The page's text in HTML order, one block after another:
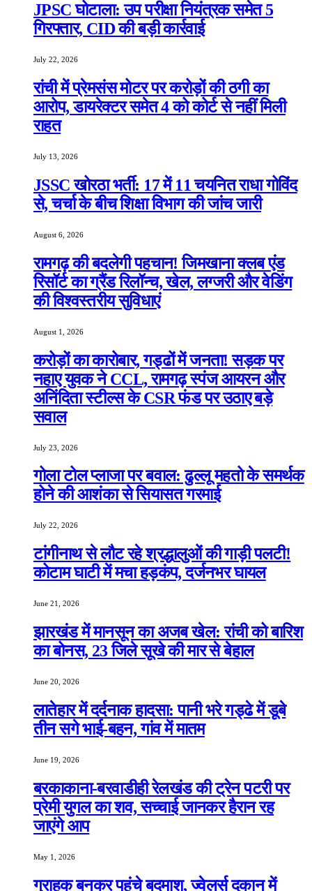
JPSC घोटाला: उप परीक्षा नियंत्रक समेत 5
गिरफ्तार, CID की बड़ी कार्रवाई
July 22, 2026
रांची में प्रेमसंस मोटर पर करोड़ों की ठगी का
आरोप, डायरेक्टर समेत 4 को कोर्ट से नहीं मिली
राहत
July 13, 2026
JSSC खोरठा भर्ती: 17 में 11 चयनित राधा गोविंद
से, चर्चा के बीच शिक्षा विभाग की जांच जारी
August 6, 2026
रामगढ़ की बदलेगी पहचान! जिमखाना क्लब एंड
रिसॉर्ट का ग्रैंड रिलॉन्च, खेल, लग्जरी और वेडिंग
की विश्वस्तरीय सुविधाएं
August 1, 2026
करोड़ों का कारोबार, गड्ढों में जनता! सड़क पर
नहाए युवक ने CCL, रामगढ़ स्पंज आयरन और
अनिंदिता स्टील्स के CSR फंड पर उठाए बड़े
सवाल
July 23, 2026
गोला टोल प्लाजा पर बवाल: ढुल्लू महतो के समर्थक
होने की आशंका से सियासत गरमाई
July 22, 2026
टांगीनाथ से लौट रहे श्रद्धालुओं की गाड़ी पलटी!
कोटाम घाटी में मचा हड़कंप, दर्जनभर घायल
June 21, 2026
झारखंड में मानसून का अजब खेल: रांची को बारिश
का बोनस, 23 जिले सूखे की मार से बेहाल
June 20, 2026
लातेहार में दर्दनाक हादसा: पानी भरे गड्ढे में डूबे
तीन सगे भाई-बहन, गांव में मातम
June 19, 2026
बरकाकाना-बरवाडीही रेलखंड की ट्रेन पटरी पर
प्रेमी युगल का शव, सच्चाई जानकर हैरान रह
जाएंगे आप
May 1, 2026
ग्राहक बनकर पहुंचे बदमाश, ज्वेलर्स दुकान में